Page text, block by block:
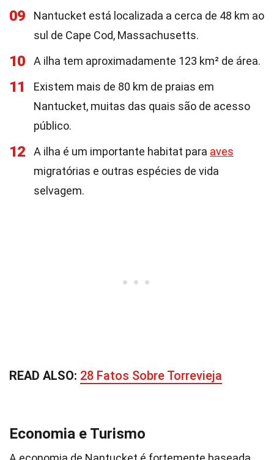
09
Nantucket está localizada a cerca de 48 km ao
sul de Cape Cod, Massachusetts.
10 A ilha tem aproximadamente 123 km² de área.
11
Existem mais de 80 km de praias em
Nantucket, muitas das quais são de acesso
público.
12 A ilha é um importante habitat para aves
migratórias e outras espécies de vida
selvagem.
READ ALSO: 28 Fatos Sobre Torrevieja
Economia e Turismo